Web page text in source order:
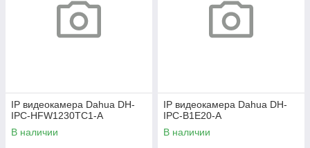
IP видеокамера Dahua DH-
IPC-HFW1230TC1-A
В наличии
IP видеокамера Dahua DH-
IPC-B1E20-A
В наличии